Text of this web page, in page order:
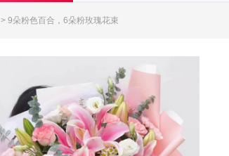
> 9朵粉色百合，6朵粉玫瑰花束